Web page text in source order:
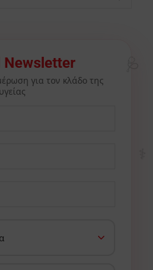
Newsletter
για τον κλάδο της
υγείας